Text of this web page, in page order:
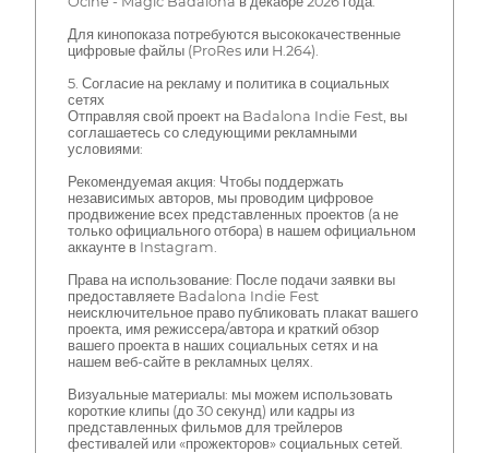
Для кинопоказа потребуются высококачественные
цифровые файлы (ProRes или H.264).
5. Согласие на рекламу и политика в социальных
сетях
Отправляя свой проект на Badalona Indie Fest, вы
соглашаетесь со следующими рекламными
условиями:
Рекомендуемая акция: Чтобы поддержать
независимых авторов, мы проводим цифровое
продвижение всех представленных проектов (а не
только официального отбора) в нашем официальном
аккаунте в Instagram.
Права на использование: После подачи заявки вы
предоставляете Badalona Indie Fest
неисключительное право публиковать плакат вашего
проекта, имя режиссера/автора и краткий обзор
вашего проекта в наших социальных сетях и на
нашем веб-сайте в рекламных целях.
Визуальные материалы: мы можем использовать
короткие клипы (до 30 секунд) или кадры из
представленных фильмов для трейлеров
фестивалей или «прожекторов» социальных сетей.